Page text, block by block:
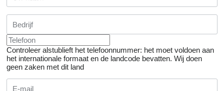
Controleer alstublieft het telefoonnummer: het moet voldoen aan
het internationale formaat en de landcode bevatten. Wij doen
geen zaken met dit land